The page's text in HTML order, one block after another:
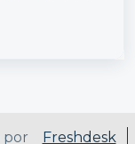
por
Freshdesk